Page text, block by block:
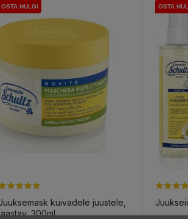
OSTA HULGI
OSTA HULGI
OSTA HULGI
OSTA HULGI
kuivadele juustele,
300ml
OSTA
OSTA
OSTA